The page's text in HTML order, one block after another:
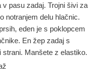
pasu zadaj. Trojni šivi za
notranjem delu hlačnic.
eden je s poklopcem
En žep zadaj s
Manšete z elastiko.